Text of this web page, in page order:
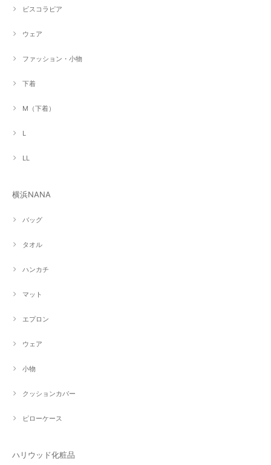
ビスコラピア
ウェア
ファッション・小物
下着
M（下着）
L
LL
横浜NANA
バッグ
タオル
ハンカチ
マット
エプロン
ウェア
小物
クッションカバー
ピローケース
ハリウッド化粧品